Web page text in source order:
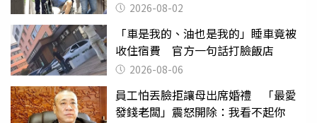
2026-08-02
「車是我的、油也是我的」睡車竟被
收住宿費 官方一句話打臉飯店
2026-08-06
員工怕丟臉拒讓母出席婚禮 「最愛
發錢老闆」震怒開除：我看不起你